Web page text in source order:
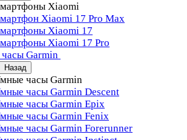
Xiaomi
Xiaomi 17 Pro Max
Xiaomi 17
Xiaomi 17 Pro
Garmin
Назад
часы Garmin
часы Garmin Descent
часы Garmin Epix
часы Garmin Fenix
часы Garmin Forerunner